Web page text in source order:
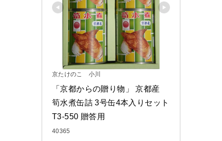
京たけのこ 小川
「京都からの贈り物」 京都産
筍水煮缶詰 3号缶4本入りセット
T3-550 贈答用
40365